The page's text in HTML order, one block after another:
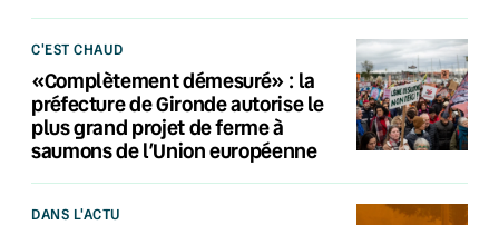
C'EST CHAUD
«Complètement démesuré» : la
préfecture de Gironde autorise le
plus grand projet de ferme à
saumons de l’Union européenne
DANS L'ACTU